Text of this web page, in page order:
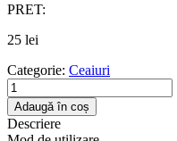
PRET:
25 lei
Categorie: Ceaiuri
Cantitate
Ceai
Tensoplant,
175
Adaugă în coș
Descriere